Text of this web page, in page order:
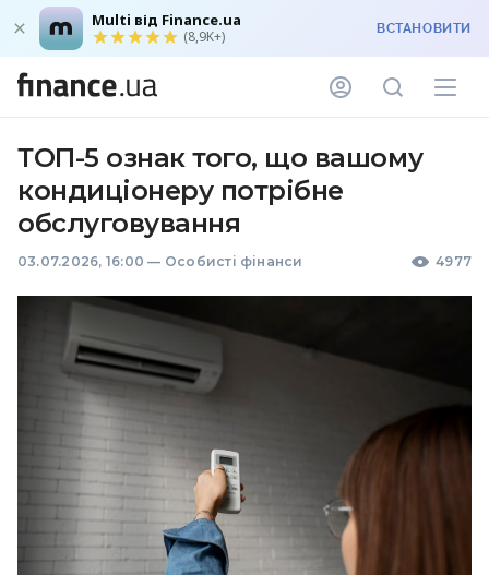
Multi від Finance.ua
(8,9K+) ВСТАНОВИТИ
ТОП-5 ознак того, що вашому
кондиціонеру потрібне
обслуговування
03.07.2026, 16:00 — Особисті фінанси 4977